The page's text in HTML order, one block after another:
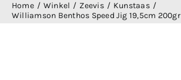
Home Winkel Zeevis
Kunstaas
Williamson Benthos Speed Jig 19,5cm 200gr